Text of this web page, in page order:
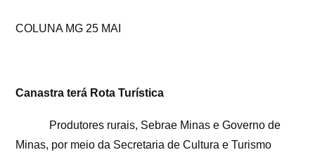
COLUNA MG 25 MAI
Canastra terá Rota Turística
Produtores rurais, Sebrae Minas e Governo de
Minas, por meio da Secretaria de Cultura e Turismo